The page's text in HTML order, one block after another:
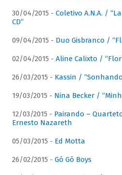
30/04/2015 - Coletivo A.N.A. /
CD”
09/04/2015 - Duo Gisbranco /
02/04/2015 - Aline Calixto /
26/03/2015 - Kassin /
19/03/2015 - Nina Becker /
12/03/2015 - Pairando –
Ernesto Nazareth
05/03/2015 - Ed Motta
26/02/2015 - Gó Gó Boys